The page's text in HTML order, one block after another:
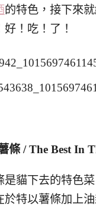
的特色，接下來
好！吃！了！
條 / The Best In
是貓下去的特色
於特以薯條加上